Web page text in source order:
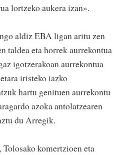
lortzeko aukera izan».
aldiz EBA ligan aritu zen
taldea eta horrek aurrekontua
igotzerakoan aurrekontua
iristeko iazko
hartu genituen aurrekontu
azoka antolatzearen
du Arregik.
komertzioen eta